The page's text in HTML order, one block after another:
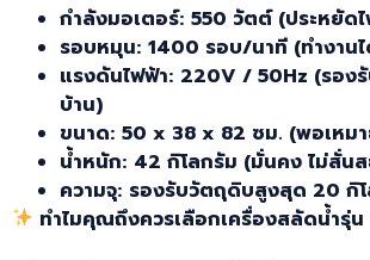
กำลังมอเตอร์: 550 วัตต์ (ประหยัด
รอบหมุน: 1400 รอบ/นาที (ทำงานไ
แรงดันไฟฟ้า: 220V / 50Hz (รอง
บ้าน)
ขนาด: 50 x 38 x 82 ซม. (พอเหม
น้ำหนัก: 42 กิโลกรัม (มั่นคง ไม่สั่นส
ความจุ: รองรับวัตถุดิบสูงสุด 20 กิ
ทำไมคุณถึงควรเลือกเครื่องสลัดน้ำรุ่น